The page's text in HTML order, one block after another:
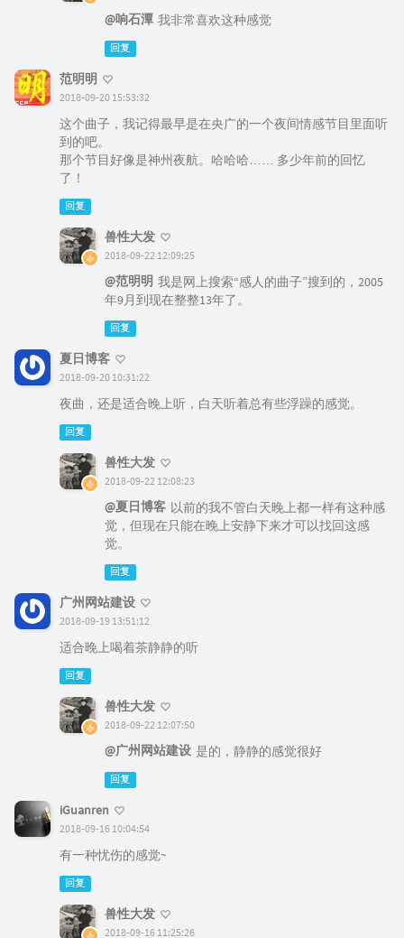
@响石潭 我非常喜欢这种感觉
回复
范明明
2018-09-20 15:53:32
这个曲子，我记得最早是在央广的一个夜间情感节目里面听
到的吧。
那个节目好像是神州夜航。哈哈哈…… 多少年前的回忆
了！
回复
兽性大发
2018-09-22 12:09:25
@范明明 我是网上搜索“感人的曲子”搜到的，2005
年9月到现在整整13年了。
回复
夏日博客
2018-09-20 10:31:22
夜曲，还是适合晚上听，白天听着总有些浮躁的感觉。
回复
兽性大发
2018-09-22 12:08:23
@夏日博客 以前的我不管白天晚上都一样有这种感
觉，但现在只能在晚上安静下来才可以找回这感
觉。
回复
广州网站建设
2018-09-19 13:51:12
适合晚上喝着茶静静的听
回复
兽性大发
2018-09-22 12:07:50
@广州网站建设 是的，静静的感觉很好
回复
iGuanren
2018-09-16 10:04:54
有一种忧伤的感觉~
回复
兽性大发
2018-09-16 11:25:26